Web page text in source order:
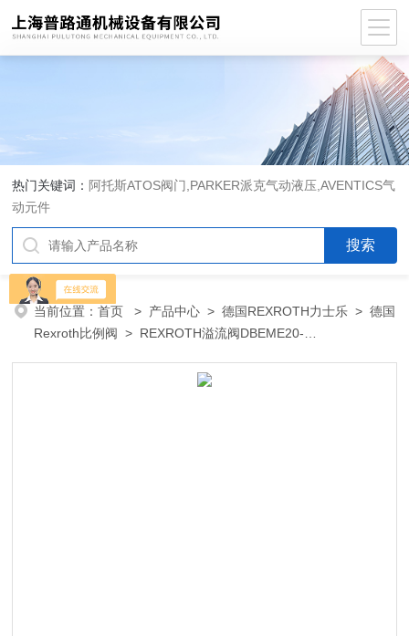
热门关键词： 阿托斯ATOS阀门,PARKER派克气动液压,AVENTICS气
动元件
当前位置：首页 > 产品中心 >德国REXROTH力士乐 >德国
Rexroth比例阀 > REXROTH溢流阀DBEME20-